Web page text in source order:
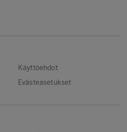
Käyttöehdot
Evästeasetukset